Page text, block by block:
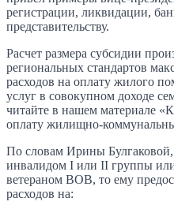
регистрации, ликвидации,
представительству.
Расчет размера субсидии
региональных стандартов
расходов на оплату жилого
услуг в совокупном доходе
читайте в нашем материале
оплату жилищно-
По словам Ирины Булгаковой,
инвалидом I или II группы
ветераном ВОВ, то ему
расходов на: